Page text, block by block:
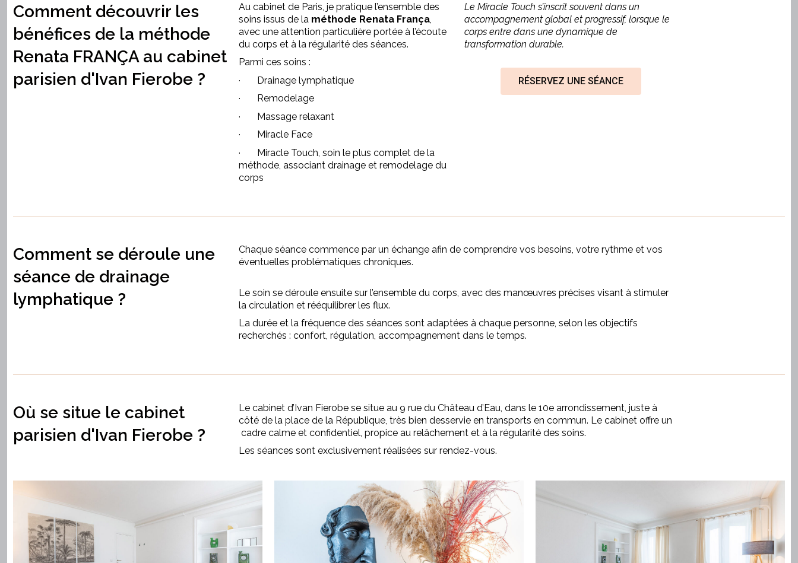
Comment découvrir les
bénéfices de la méthode
Renata FRANÇA au cabinet
parisien d'Ivan Fierobe ?
Au cabinet de Paris, je pratique l’ensemble des
soins issus de la méthode Renata França,
avec une attention particulière portée à l’écoute
du corps et à la régularité des séances.
Parmi ces soins :
· Drainage lymphatique
· Remodelage
· Massage relaxant
· Miracle Face
·
Miracle Touch , soin le plus complet de la
méthode, associant drainage et remodelage du
corps
Le Miracle Touch s’inscrit souvent dans un
accompagnement global et progressif, lorsque le
corps entre dans une dynamique de
transformation durable.
RÉSERVEZ UNE SÉANCE
Comment se déroule une
séance de drainage
lymphatique ?
Chaque séance commence par un échange afin de comprendre vos besoins, votre rythme et vos
éventuelles problématiques chroniques.
Le soin se déroule ensuite sur l’ensemble du corps, avec des manœuvres précises visant à stimuler
la circulation et rééquilibrer les flux.
La durée et la fréquence des séances sont adaptées à chaque personne, selon les objectifs
recherchés : confort, régulation, accompagnement dans le temps.
Où se situe le cabinet
parisien d'Ivan Fierobe ?
Le cabinet d’Ivan Fierobe se situe au 9 rue du Château d’Eau, dans le 10e arrondissement, juste à
côté de la place de la République, très bien desservie en transports en commun. Le cabinet offre un
cadre calme et confidentiel, propice au relâchement et à la régularité des soins.
Les séances sont exclusivement réalisées sur rendez-vous.